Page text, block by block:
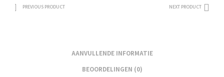
PREVIOUS PRODUCT NEXT PRODUCT
AANVULLENDE INFORMATIE
BEOORDELINGEN (0)